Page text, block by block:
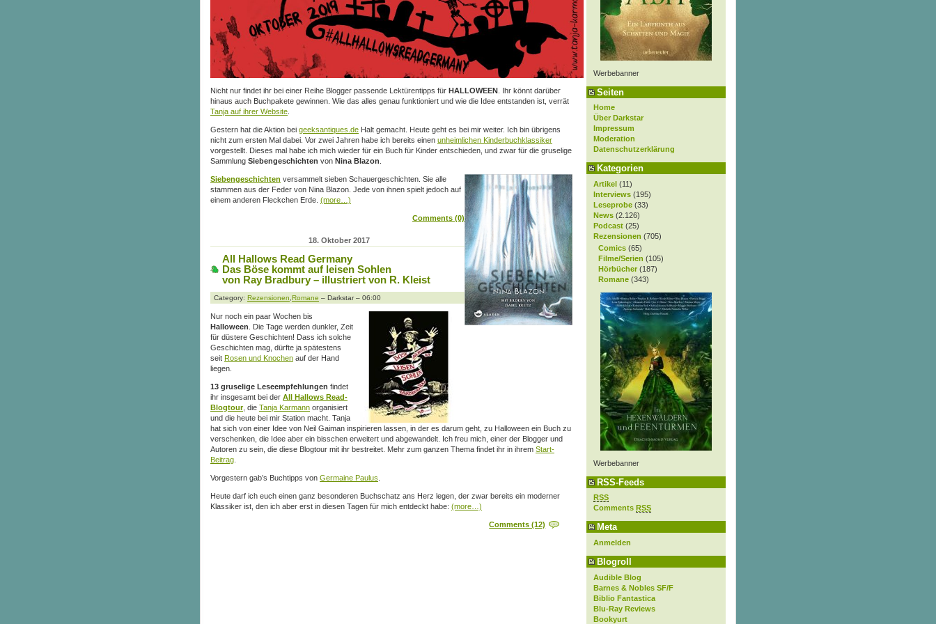
Werbebanner
Seiten
Home
Über Darkstar
Impressum
Moderation
Datenschutzerklärung
Kategorien
Artikel (11)
Interviews (195)
Leseprobe (33)
News (2.126)
Podcast (25)
Rezensionen (705)
Comics (65)
Filme/Serien (105)
Hörbücher (187)
Romane (343)
Werbebanner
RSS-Feeds
RSS
Comments RSS
Meta
Anmelden
Blogroll
Audible Blog
Barnes & Nobles SF/F
Biblio Fantastica
Blu-Ray Reviews
Bookyurt
Nicht nur findet ihr bei einer Reihe Blogger passende Lektürentipps für HALLOWEEN . Ihr könnt darüber
hinaus auch Buchpakete gewinnen. Wie das alles genau funktioniert und wie die Idee entstanden ist, verrät
Tanja auf ihrer Website
Gestern hat die Aktion bei geeksantiques.de Halt gemacht. Heute geht es bei mir weiter. Ich bin übrigens
nicht zum ersten Mal dabei. Vor zwei Jahren habe ich bereits einen unheimlichen Kinderbuchklassiker
vorgestellt. Dieses mal habe ich mich wieder für ein Buch für Kinder entschieden, und zwar für die gruselige
Sammlung Siebengeschichten von Nina Blazon
Siebengeschichten versammelt sieben Schauergeschichten. Sie alle
stammen aus der Feder von Nina Blazon. Jede von ihnen spielt jedoch auf
einem anderen Fleckchen Erde. (more…)
Comments (0)
18. Oktober 2017
All Hallows Read Germany
Das Böse kommt auf leisen Sohlen
von Ray Bradbury – illustriert von R. Kleist
Category: Rezensionen Romane – Darkstar – 06:00
Nur noch ein paar Wochen bis
Halloween . Die Tage werden dunkler, Zeit
für düstere Geschichten! Dass ich solche
Geschichten mag, dürfte ja spätestens
seit Rosen und Knochen auf der Hand
liegen.
13 gruselige Leseempfehlungen findet
ihr insgesamt bei der All Hallows Read-
Blogtour, die Tanja Karmann organisiert
und die heute bei mir Station macht. Tanja
hat sich von einer Idee von Neil Gaiman inspirieren lassen, in der es darum geht, zu Halloween ein Buch zu
verschenken, die Idee aber ein bisschen erweitert und abgewandelt. Ich freu mich, einer der Blogger und
Autoren zu sein, die diese Blogtour mit ihr bestreitet. Mehr zum ganzen Thema findet ihr in ihrem Start-
Beitrag
Vorgestern gab’s Buchtipps von Germaine Paulus
Heute darf ich euch einen ganz besonderen Buchschatz ans Herz legen, der zwar bereits ein moderner
Klassiker ist, den ich aber erst in diesen Tagen für mich entdeckt habe: (more…)
Comments (12)